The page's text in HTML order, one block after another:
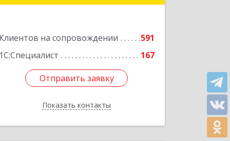
Клиентов на сопровождении
591
1С:Специалист
167
Отправить заявку
Показать контакты
Сампсониевский пр-кт, дом № 68,
Подробнее
Отправить заявку
Назад